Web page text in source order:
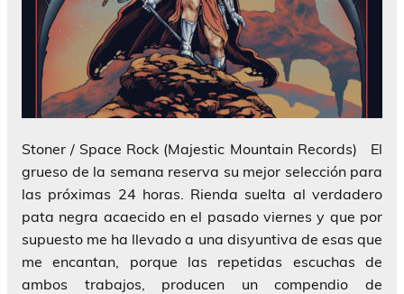
Stoner / Space Rock (Majestic Mountain Records) El
grueso de la semana reserva su mejor selección para
las próximas 24 horas. Rienda suelta al verdadero
pata negra acaecido en el pasado viernes y que por
supuesto me ha llevado a una disyuntiva de esas que
me encantan, porque las repetidas escuchas de
ambos trabajos, producen un compendio de